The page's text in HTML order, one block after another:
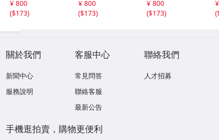
ナタ 杵屋正邦 、
入野義朗 、小野
¥ 800
($173)
ライブ 風衣、水
の声、枯野砧、五
¥ 800
($173)
第三集 “光る海”
（限定販売） 200
¥ 800
($173)
(
關於我們
新聞中心
服務說明
客服中心
常見問答
聯絡客服
最新公告
聯絡我們
人才招募
手機逛拍賣，購物更便利